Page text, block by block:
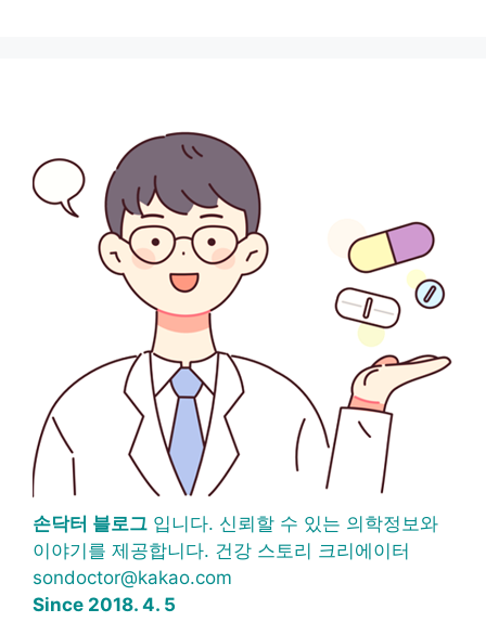
손닥터 블로그 입니다. 신뢰할 수 있는 의학정보와
이야기를 제공합니다. 건강 스토리 크리에이터
sondoctor@kakao.com
Since 2018. 4. 5